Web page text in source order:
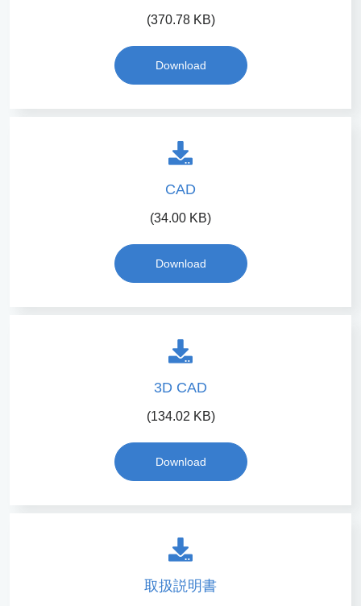
(370.78 KB)
Download
CAD
(34.00 KB)
Download
3D CAD
(134.02 KB)
Download
取扱説明書